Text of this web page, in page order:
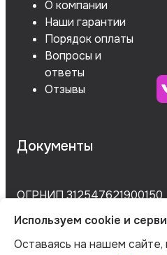
О компании
Наши гарантии
Порядок оплаты
Вопросы и
ответы
Отзывы
Документы
ОГРНИП 312547621900150
ИНН 540535727161
Используем cookie и
Оставаясь на нашем сайте,